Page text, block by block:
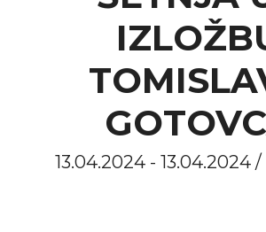
13.04.2024 - 13.04.2024